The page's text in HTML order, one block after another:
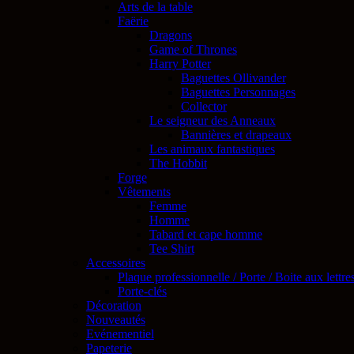
Arts de la table
Faërie
Dragons
Game of Thrones
Harry Potter
Baguettes Ollivander
Baguettes Personnages
Collector
Le seigneur des Anneaux
Bannières et drapeaux
Les animaux fantastiques
The Hobbit
Forge
Vêtements
Femme
Homme
Tabard et cape homme
Tee Shirt
Accessoires
Plaque professionnelle / Porte / Boite aux
Porte-clés
Décoration
Nouveautés
Evénementiel
Papeterie